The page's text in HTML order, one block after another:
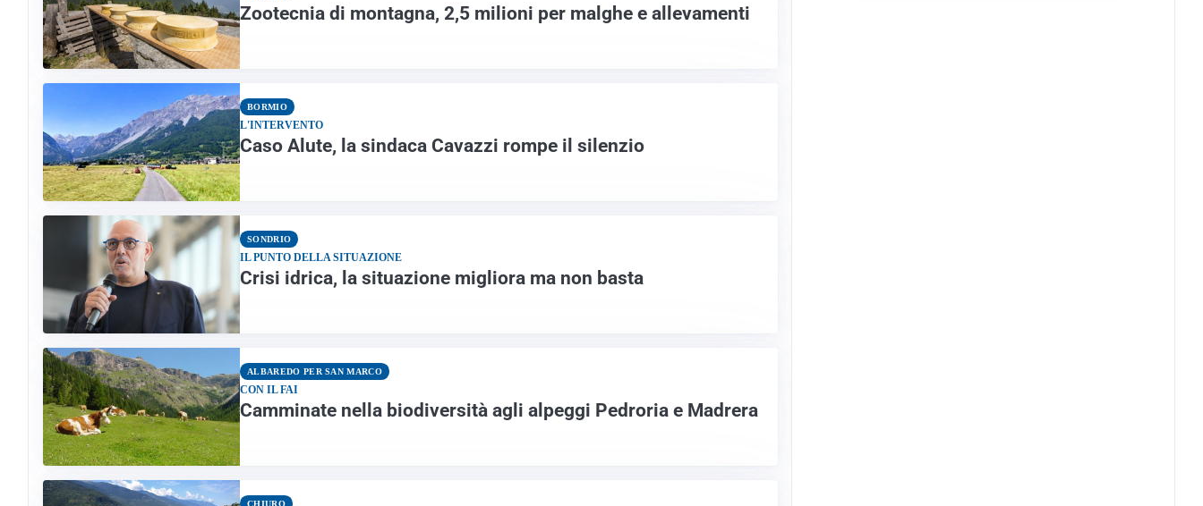
Zootecnia di montagna, 2,5 milioni per malghe e allevamenti
BORMIO
L'INTERVENTO
Caso Alute, la sindaca Cavazzi rompe il silenzio
SONDRIO
IL PUNTO DELLA SITUAZIONE
Crisi idrica, la situazione migliora ma non basta
ALBAREDO PER SAN MARCO
CON IL FAI
Camminate nella biodiversità agli alpeggi Pedroria e Madrera
CHIURO